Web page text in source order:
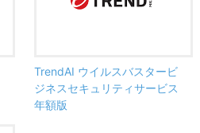
TrendAI ウイルスバスタービ
ジネスセキュリティサービス
年額版